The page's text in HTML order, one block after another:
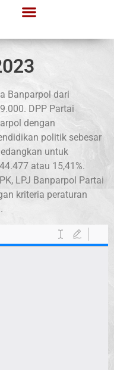
Banparpol dari
DPP Partai
dengan
politik sebesar
untuk
atau 15,41%.
LPJ Banparpol Partai
kriteria peraturan